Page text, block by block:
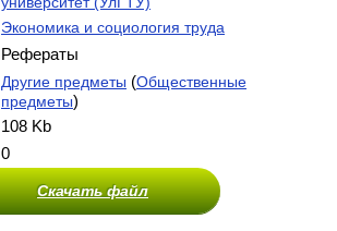
Экономика и социология труда
Рефераты
Другие предметы (Общественные
предметы)
108 Kb
0
Скачать файл